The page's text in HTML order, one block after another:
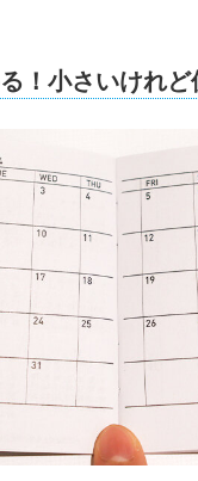
！小さいけれ